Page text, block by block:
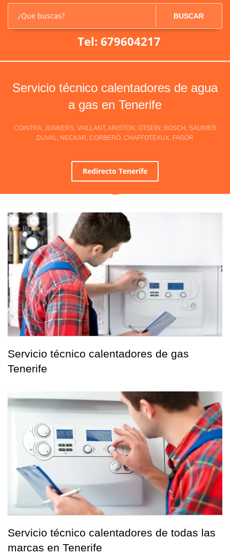
¿Que buscas? BUSCAR
Tel: 679604217
Servicio técnico calentadores de agua
a gas en Tenerife
COINTRA, JUNKERS, VAILLANT, ARISTON, OTSEIN, BOSCH, SAUNIER
DUVAL, NECKAR, CORBERÓ, CHAFFOTEAUX, FAGOR
Redirecto Tenerife
Servicio técnico calentadores de gas
Tenerife
Servicio técnico calentadores de todas las
marcas en Tenerife